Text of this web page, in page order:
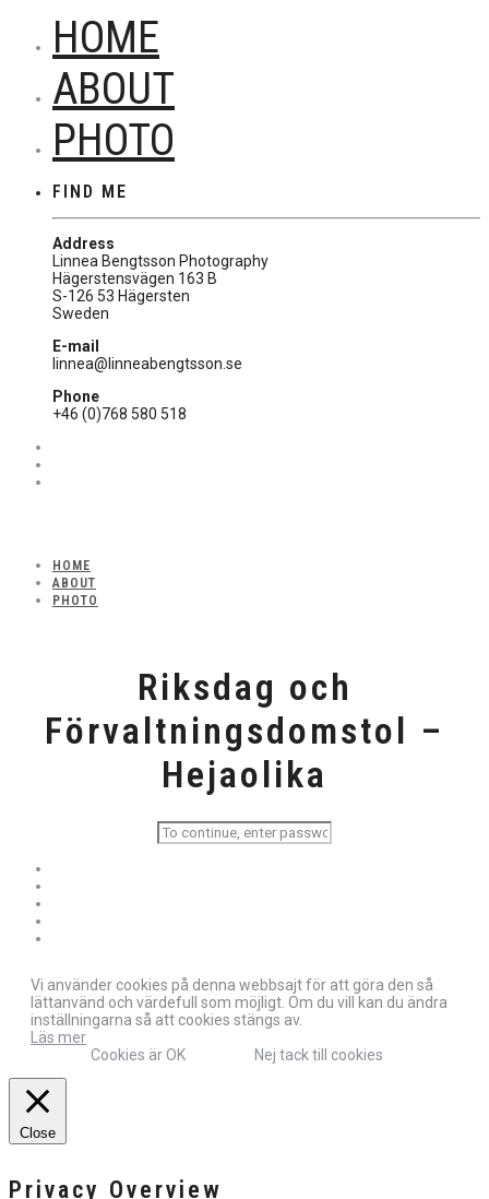
HOME
ABOUT
PHOTO
FIND ME
Address
Linnea Bengtsson Photography
Hägerstensvägen 163 B
S-126 53 Hägersten
Sweden
E-mail
linnea@linneabengtsson.se
Phone
+46 (0)768 580 518
HOME
ABOUT
PHOTO
Riksdag och
Förvaltningsdomstol –
Hejaolika
Vi använder cookies på denna webbsajt för att göra den så
lättanvänd och värdefull som möjligt. Om du vill kan du ändra
inställningarna så att cookies stängs av.
Läs mer
Cookies är OK
Nej tack till cookies
Close
Privacy Overview